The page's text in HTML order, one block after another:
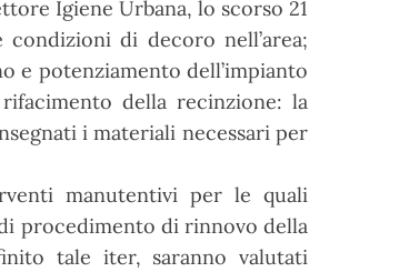
Igiene Urbana, lo scorso 21
condizioni di decoro nell’area;
e potenziamento dell’impianto
della recinzione: la
imateriali necessari per
manutentivi per le quali
procedimento di rinnovo della
tale iter, saranno valutati